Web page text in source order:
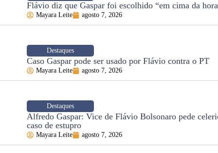
Flávio diz que Gaspar foi escolhido “em cima da
Mayara Leite agosto 7, 2026
Destaques
Caso Gaspar pode ser usado por Flávio contra o PT
Mayara Leite agosto 7, 2026
Destaques
Alfredo Gaspar: Vice de Flávio Bolsonaro pede
caso de estupro
Mayara Leite agosto 7, 2026